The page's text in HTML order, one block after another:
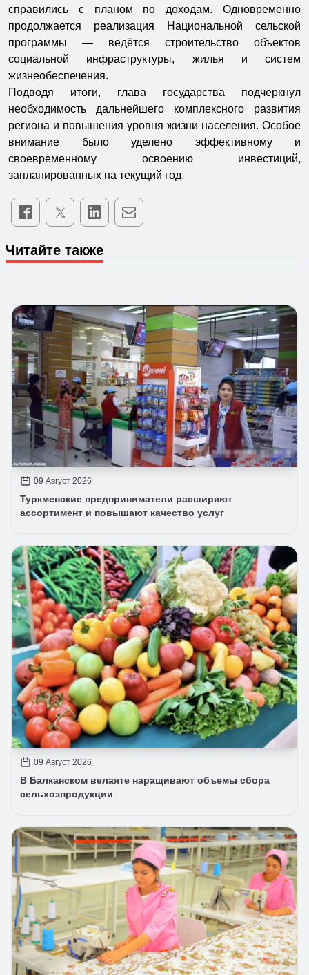
справились с планом по доходам. Одновременно
продолжается реализация Национальной сельской
программы — ведётся строительство объектов
социальной инфраструктуры, жилья и систем
жизнеобеспечения.
Подводя итоги, глава государства подчеркнул
необходимость дальнейшего комплексного развития
региона и повышения уровня жизни населения. Особое
внимание было уделено эффективному и
своевременному освоению инвестиций,
запланированных на текущий год.
Читайте также
09 Август 2026
Туркменские предприниматели расширяют
ассортимент и повышают качество услуг
09 Август 2026
В Балканском велаяте наращивают объемы сбора
сельхозпродукции